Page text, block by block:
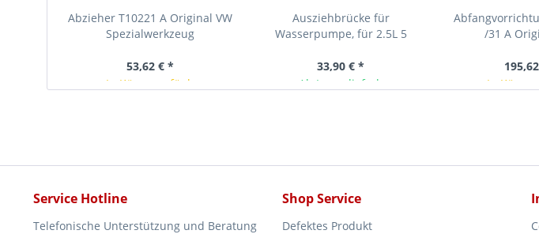
Abzieher T10221 A Original VW
Spezialwerkzeug
53,62 € *
In Kürze verfügbar
Ausziehbrücke für
Wasserpumpe, für 2.5L 5
33,90 € *
Ab Lager lieferbar
/31 A
In Kürze
Service Hotline
Telefonische Unterstützung und Beratung
Shop Service
Defektes Produkt